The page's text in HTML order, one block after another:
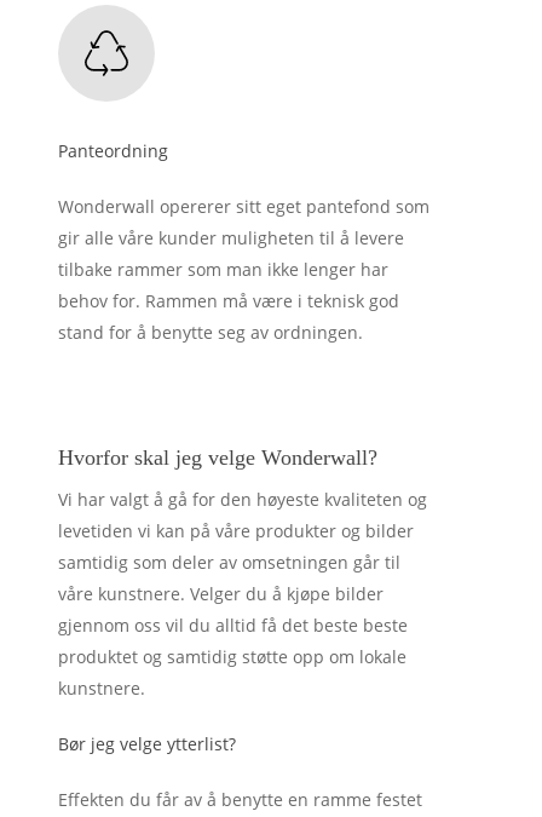
Panteordning
Wonderwall opererer sitt eget pantefond som
gir alle våre kunder muligheten til å levere
tilbake rammer som man ikke lenger har
behov for. Rammen må være i teknisk god
stand for å benytte seg av ordningen.
Hvorfor skal jeg velge Wonderwall?
Vi har valgt å gå for den høyeste kvaliteten og
levetiden vi kan på våre produkter og bilder
samtidig som deler av omsetningen går til
våre kunstnere. Velger du å kjøpe bilder
gjennom oss vil du alltid få det beste beste
produktet og samtidig støtte opp om lokale
kunstnere.
Bør jeg velge ytterlist?
Effekten du får av å benytte en ramme festet